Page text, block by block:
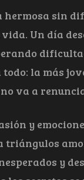
sin
Un día
la más
va a
y
y